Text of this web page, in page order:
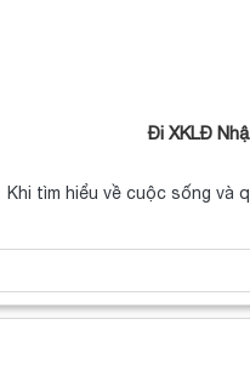
Đi XKLĐ
Khi tìm hiểu về cuộc sống và